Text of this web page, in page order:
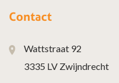
Contact
Wattstraat 92
3335 LV Zwijndrecht